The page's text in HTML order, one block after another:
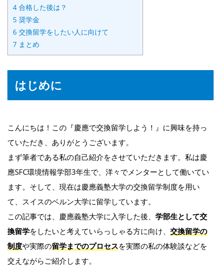
4 合格した後は？
5 奨学金
6 交換留学をしたい人に向けて
7 まとめ
はじめに
こんにちは！この『慶應で交換留学しよう！』に興味を持っ
ていただき、ありがとうございます。
まず筆者である私の自己紹介をさせていただきます。私は慶
應SFC環境情報学部3年生で、洋々でメンターとして働いてい
ます。そして、現在は慶應義塾大学の交換留学制度を用い
て、スイスのベルン大学に留学しています。
この記事では、慶應義塾大学に入学した後、 学部生として交
換留学をしたいと考えていらっしゃる方に向け、 交換留学の
制度や実際の留学までのプロセスを実際の私の体験談などを
交えながらご紹介します。